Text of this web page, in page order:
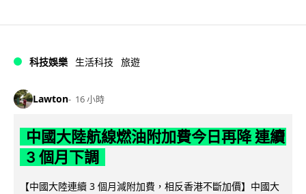
科技娛樂 生活科技 旅遊
Lawton 16 小時
中國大陸航線燃油附加費今日再降 連續
3 個月下調
【中國大陸連續 3 個月減附加費，相反香港不斷加價】中國大